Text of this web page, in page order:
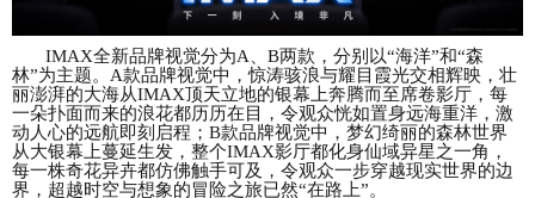
IMAX全新品牌视觉分为A、B两款，分别以“海洋”和“森
林”为主题。A款品牌视觉中，惊涛骇浪与耀目霞光交相辉映，壮
丽澎湃的大海从IMAX顶天立地的银幕上奔腾而至席卷影厅，每
一朵扑面而来的浪花都历历在目，令观众恍如置身远海重洋，激
动人心的远航即刻启程；B款品牌视觉中，梦幻绮丽的森林世界
从大银幕上蔓延生发，整个IMAX影厅都化身仙域异星之一角，
每一株奇花异卉都仿佛触手可及，令观众一步穿越现实世界的边
界，超越时空与想象的冒险之旅已然“在路上”。